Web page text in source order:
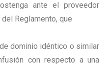
ante el proveedor
Reglamento, que
dominio idéntico o similar
con respecto a una